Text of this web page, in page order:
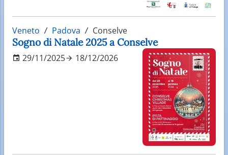
Veneto Padova Conselve
Sogno di Natale 2025 a Conselve
29/11/2025 18/12/2026